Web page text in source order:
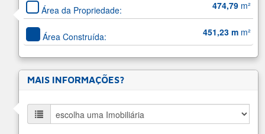
Área da Propriedade: 474,79m²
Área Construída: 451,23 mm²
MAIS INFORMAÇÕES?